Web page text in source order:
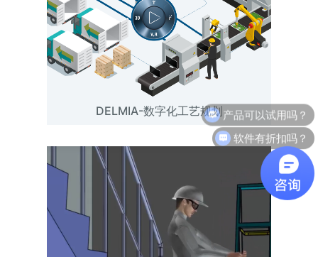
DELMIA-数字化工艺规划
软件有折扣吗？